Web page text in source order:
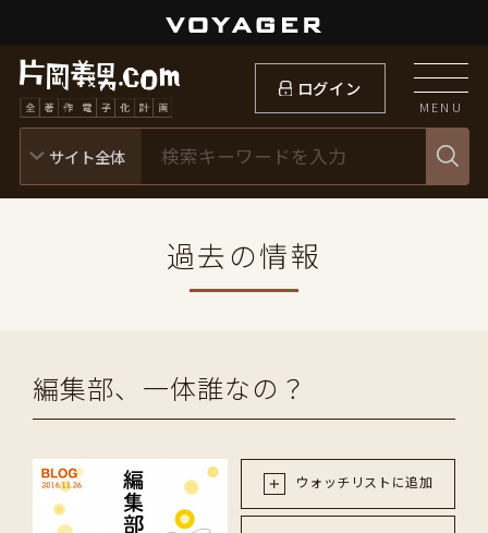
ログイン
MENU
過去の情報
編集部、一体誰なの？
ウォッチリストに追加